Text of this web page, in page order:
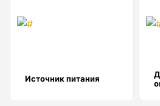
Источник питания
официального дилера ADA